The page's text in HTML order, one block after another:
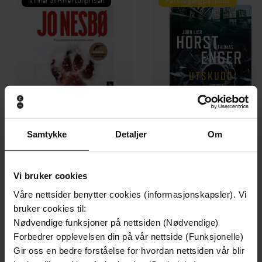
Samtykke Detaljer Om
Vi bruker cookies
Våre nettsider benytter cookies (informasjonskapsler). Vi
bruker cookies til:
Nødvendige funksjoner på nettsiden (Nødvendige)
Forbedrer opplevelsen din på vår nettside (Funksjonelle)
Gir oss en bedre forståelse for hvordan nettsiden vår blir
Minnesota
Jo Nesbø
EBOK
Jørn Lier Horst